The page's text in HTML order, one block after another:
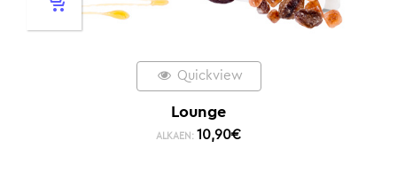
Quickview
Lounge
ALKAEN: 10,90€